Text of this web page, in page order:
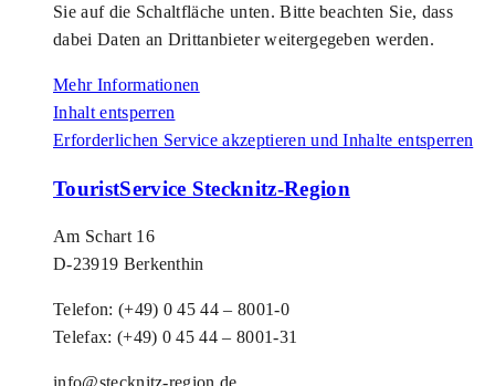
Sie auf die Schaltfläche unten. Bitte beachten Sie, dass
dabei Daten an Drittanbieter weitergegeben werden.
Mehr Informationen
Inhalt entsperren
Erforderlichen Service akzeptieren und Inhalte entsperren
TouristService Stecknitz-Region
Am Schart 16
D-23919 Berkenthin
Telefon: (+49) 0 45 44 – 8001-0
Telefax: (+49) 0 45 44 – 8001-31